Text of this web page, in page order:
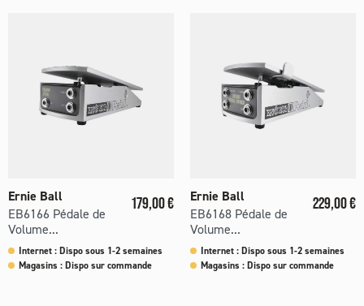
Ernie Ball
EB6166 Pédale de
Volume...
Prix
179,00 €
Internet : Dispo sous 1-2 semaines
Magasins : Dispo sur commande
Ernie Ball
EB6168 Pédale de
Volume...
Prix
229,00 €
Internet : Dispo sous 1-2 semaines
Magasins : Dispo sur commande